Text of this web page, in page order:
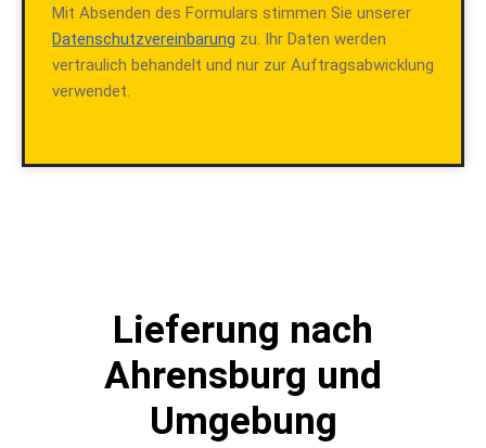
Mit Absenden des Formulars stimmen Sie unserer
Datenschutzvereinbarung zu. Ihr Daten werden
vertraulich behandelt und nur zur Auftragsabwicklung
verwendet.
Lieferung nach
Ahrensburg und
Umgebung